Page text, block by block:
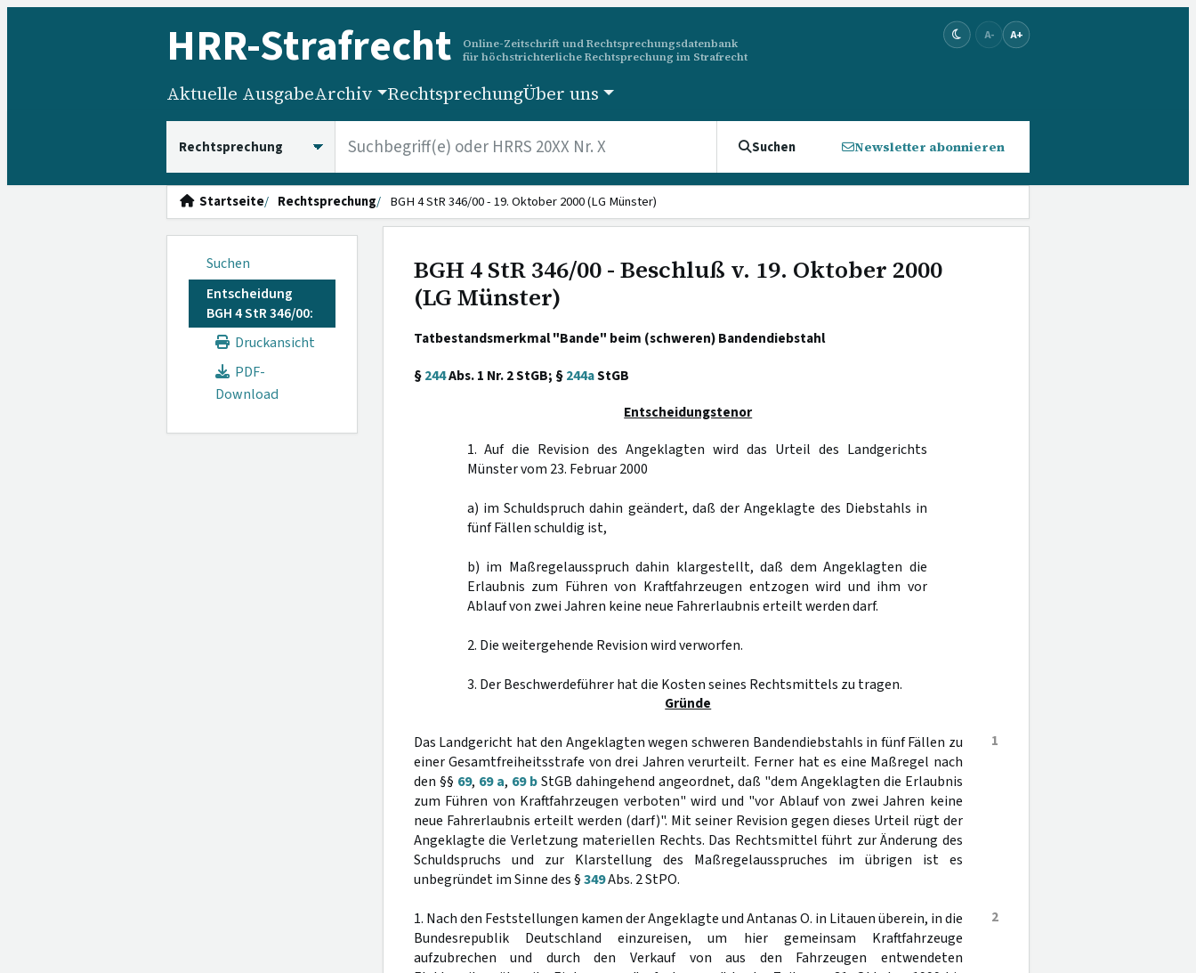
HRR-Strafrecht
Online-Zeitschrift und Rechtsprechungsdatenbank
für höchstrichterliche Rechtsprechung im Strafrecht
A- A+
Aktuelle AusgabeArchiv RechtsprechungÜber uns
Suchen Newsletter abonnieren
Startseite Rechtsprechung BGH 4 StR 346/00 - 19. Oktober 2000 (LG Münster)
Suchen
Entscheidung
BGH 4 StR 346/00:
Druckansicht
PDF-
Download
BGH 4 StR 346/00 - Beschluß v. 19. Oktober 2000
(LG Münster)
Tatbestandsmerkmal "Bande" beim (schweren) Bandendiebstahl
§244Abs. 1 Nr. 2 StGB; §244aStGB
Entscheidungstenor
1. Auf die Revision des Angeklagten wird das Urteil des Landgerichts
Münster vom 23. Februar 2000
a) im Schuldspruch dahin geändert, daß der Angeklagte des Diebstahls in
fünf Fällen schuldig ist,
b) im Maßregelausspruch dahin klargestellt, daß dem Angeklagten die
Erlaubnis zum Führen von Kraftfahrzeugen entzogen wird und ihm vor
Ablauf von zwei Jahren keine neue Fahrerlaubnis erteilt werden darf.
2. Die weitergehende Revision wird verworfen.
3. Der Beschwerdeführer hat die Kosten seines Rechtsmittels zu tragen.
Gründe
1
Das Landgericht hat den Angeklagten wegen schweren Bandendiebstahls in fünf Fällen zu
einer Gesamtfreiheitsstrafe von drei Jahren verurteilt. Ferner hat es eine Maßregel nach
den §§ 69, 69 a, 69 bStGB dahingehend angeordnet, daß "dem Angeklagten die Erlaubnis
zum Führen von Kraftfahrzeugen verboten" wird und "vor Ablauf von zwei Jahren keine
neue Fahrerlaubnis erteilt werden (darf)". Mit seiner Revision gegen dieses Urteil rügt der
Angeklagte die Verletzung materiellen Rechts. Das Rechtsmittel führt zur Änderung des
Schuldspruchs und zur Klarstellung des Maßregelausspruches im übrigen ist es
unbegründet im Sinne des §349Abs. 2 StPO.
2
1. Nach den Feststellungen kamen der Angeklagte und Antanas O. in Litauen überein, in die
Bundesrepublik Deutschland einzureisen, um hier gemeinsam Kraftfahrzeuge
aufzubrechen und durch den Verkauf von aus den Fahrzeugen entwendeten